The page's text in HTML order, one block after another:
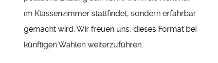
im Klassenzimmer stattfindet, sondern erfahrbar
gemacht wird. Wir freuen uns, dieses Format bei
künftigen Wahlen weiterzuführen.